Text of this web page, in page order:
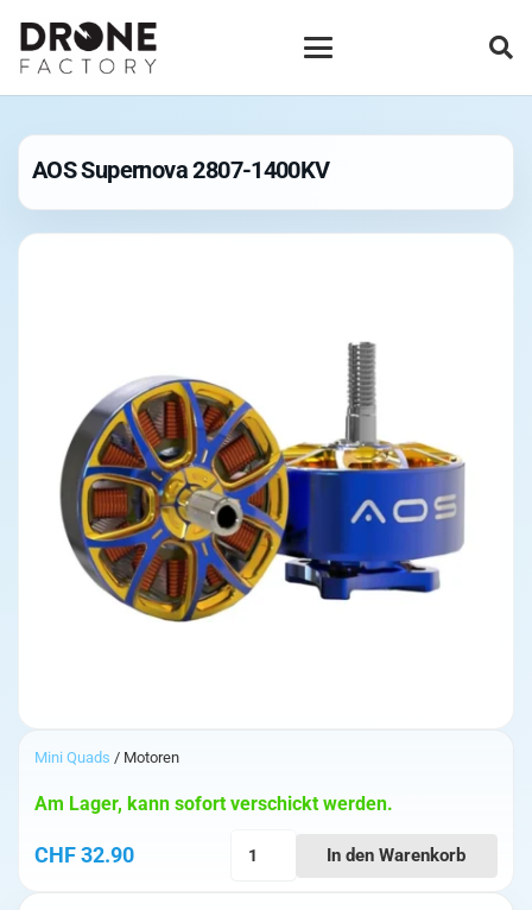
AOS Supernova 2807-1400KV
Mini Quads / Motoren
CHF32.90
Am Lager, kann sofort verschickt werden.
In den Warenkorb